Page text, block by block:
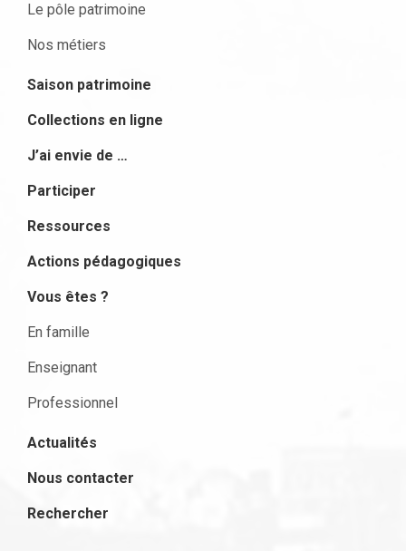
Le pôle patrimoine
Nos métiers
Saison patrimoine
Collections en ligne
J’ai envie de …
Participer
Ressources
Actions pédagogiques
Vous êtes ?
En famille
Enseignant
Professionnel
Actualités
Nous contacter
Rechercher